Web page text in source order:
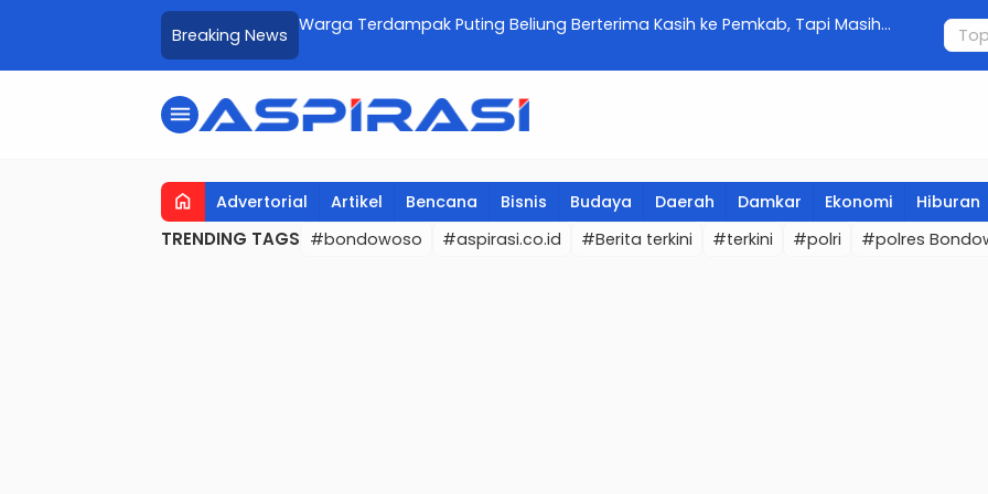
Breaking News
Harga Dipantau Ketat,
Warga Terdampak Puting Beliung Berterima Kasih ke Pemkab, Tapi Masih
menu
home Advertorial Artikel Bencana Bisnis Budaya Daerah Damkar Ekonomi Hiburan
TRENDING TAGS #bondowoso #aspirasi.co.id #Berita terkini #terkini #polri #polres